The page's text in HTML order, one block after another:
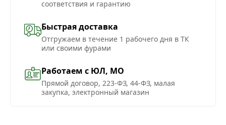
соответствия и гарантию
Быстрая доставка
Отгружаем в течение 1 рабочего дня в ТК
или своими фурами
Работаем с ЮЛ, МО
Прямой договор, 223-ФЗ, 44-ФЗ, малая
закупка, электронный магазин